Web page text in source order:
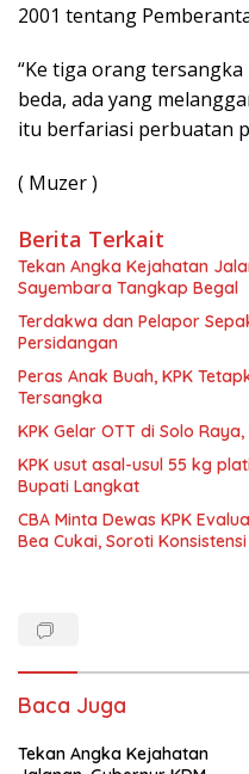
2001 tentang
“Ke tiga orang
beda, ada yang
itu berfariasi perbuatan
( Muzer )
Berita Terkait
Tekan Angka Kejahatan
Sayembara Tangkap Begal
Terdakwa dan Pelapor
Persidangan
Peras Anak Buah, KPK
Tersangka
KPK Gelar OTT di Solo
KPK usut asal-usul 55 kg
Bupati Langkat
CBA Minta Dewas KPK
Bea Cukai, Soroti
Baca Juga
Tekan Angka Kejahatan